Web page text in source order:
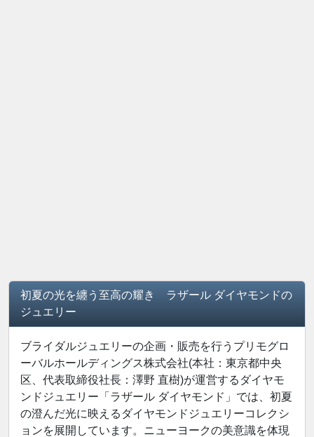
初夏の光を纏う至高の耀き ラザール ダイヤモンドの
ジュエリー
ブライダルジュエリーの企画・販売を行うプリモグロ
ーバルホールディングス株式会社(本社：東京都中央
区、代表取締役社長：澤野 直樹)が運営するダイヤモ
ンドジュエリー「ラザール ダイヤモンド」では、初夏
の澄んだ光に映えるダイヤモンドジュエリーコレクシ
ョンを展開しています。ニューヨークの美意識を体現